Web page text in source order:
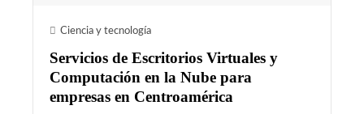
Ciencia y tecnología
Servicios de Escritorios Virtuales y
Computación en la Nube para
empresas en Centroamérica